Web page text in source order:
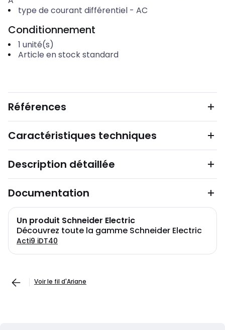
type de courant différentiel- AC
Conditionnement
1 unité(s)
Article en stock standard
Références
Caractéristiques techniques
Description détaillée
Documentation
Un produit Schneider Electric
Découvrez toute la gamme Schneider Electric
Acti9 iDT40
Voir le fil d'Ariane